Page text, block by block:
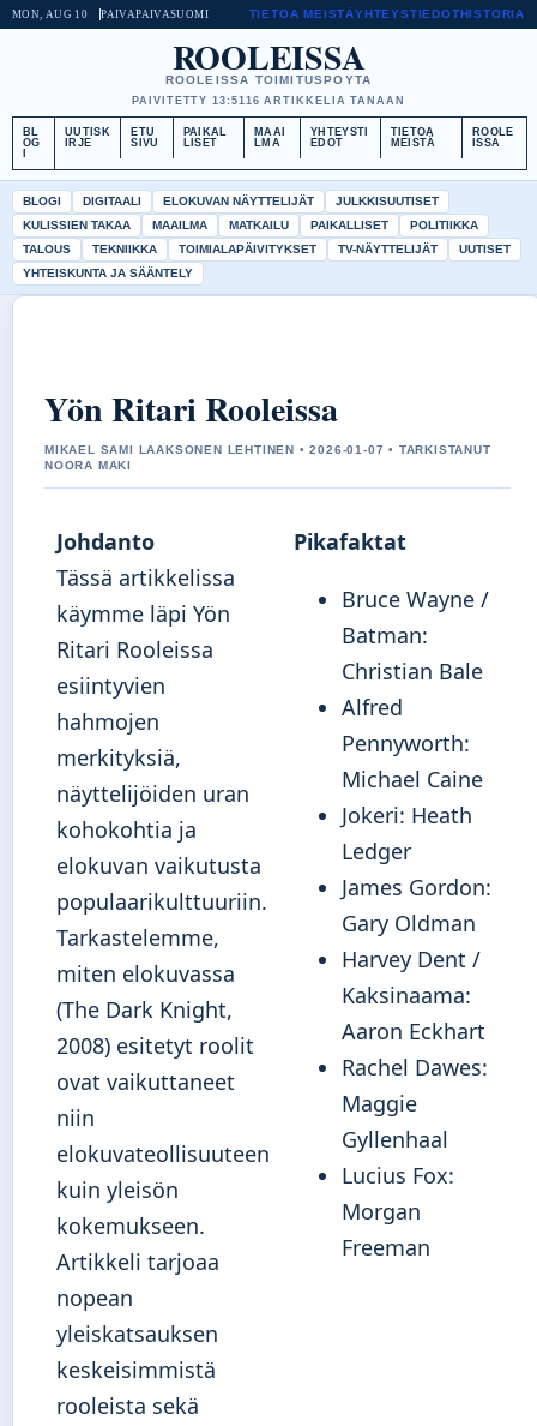
MON, AUG 10 PAIVAPAIVASUOMI TIETOA MEISTÄYHTEYSTIEDOTHISTORIA
ROOLEISSA
ROOLEISSA TOIMITUSPOYTA
PAIVITETTY 13:5116 ARTIKKELIA TANAAN
BL
OG
UUTISK
IRJE
ETU
SIVU
PAIKAL
LISET
MAAI
LMA
YHTEYSTI
EDOT
TIETOA
MEISTÄ
ROOLE
ISSA
BLOGI DIGITAALI ELOKUVAN NÄYTTELIJÄT
JULKKISUUTISET
KULISSIEN TAKAA
MAAILMA MATKAILU PAIKALLISET
POLITIIKKA
TALOUS
TEKNIIKKA TOIMIALAPÄIVITYKSET TV-NÄYTTELIJÄT
UUTISET
YHTEISKUNTA JA SÄÄNTELY
Yön Ritari Rooleissa
MIKAEL SAMI LAAKSONEN LEHTINEN • 2026-01-07 • TARKISTANUT
NOORA MAKI
Johdanto
Tässä artikkelissa
käymme läpi Yön
Ritari Rooleissa
esiintyvien
hahmojen
merkityksiä,
näyttelijöiden uran
kohokohtia ja
elokuvan vaikutusta
populaarikulttuuriin.
Tarkastelemme,
miten elokuvassa
(The Dark Knight,
2008) esitetyt roolit
ovat vaikuttaneet
niin
elokuvateollisuuteen
kuin yleisön
kokemukseen.
Artikkeli tarjoaa
nopean
yleiskatsauksen
keskeisimmistä
rooleista sekä
Pikafaktat
Bruce Wayne /
Batman:
Christian Bale
Alfred
Pennyworth:
Michael Caine
Jokeri: Heath
Ledger
James Gordon:
Gary Oldman
Harvey Dent /
Kaksinaama:
Aaron Eckhart
Rachel Dawes:
Maggie
Gyllenhaal
Lucius Fox:
Morgan
Freeman